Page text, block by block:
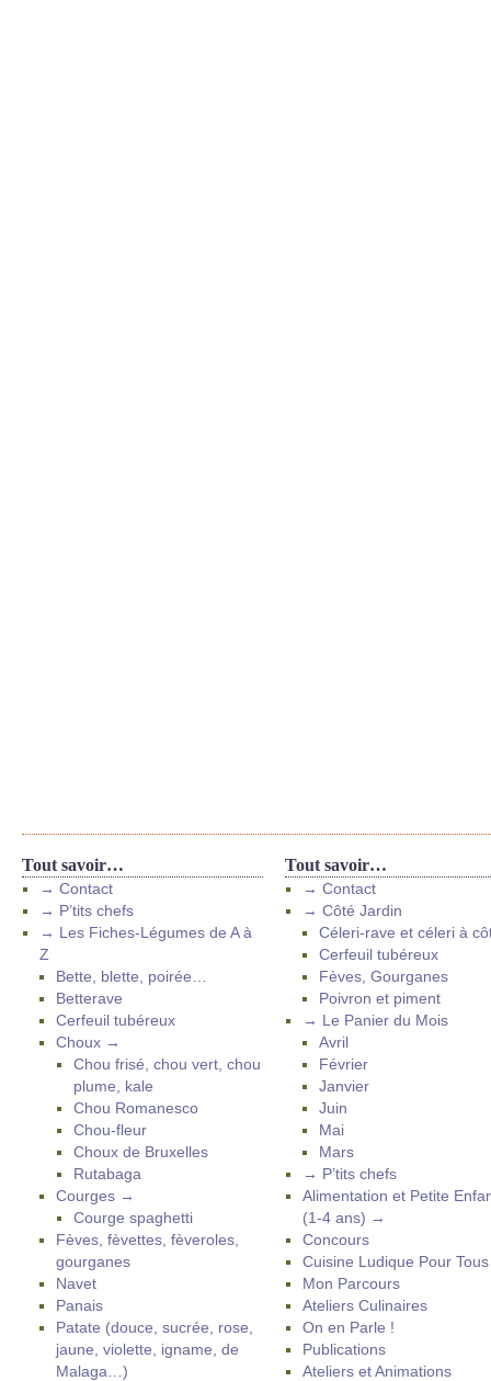
Tout savoir…
→ Contact
→ P’tits chefs
→ Les Fiches-Légumes de A à
Z
Bette, blette, poirée…
Betterave
Cerfeuil tubéreux
Choux →
Chou frisé, chou vert, chou
plume, kale
Chou Romanesco
Chou-fleur
Choux de Bruxelles
Rutabaga
Courges →
Courge spaghetti
Fèves, fèvettes, fèveroles,
gourganes
Navet
Panais
Patate (douce, sucrée, rose,
jaune, violette, igname, de
Malaga…)
Tout savoir…
→ Contact
→ Côté Jardin
Céleri-rave et céleri à
Cerfeuil tubéreux
Fèves, Gourganes
Poivron et piment
→ Le Panier du Mois
Avril
Février
Janvier
Juin
Mai
Mars
→ P’tits chefs
Alimentation et Petite
(1-4 ans) →
Concours
Cuisine Ludique Pour
Mon Parcours
Ateliers Culinaires
On en Parle !
Publications
Ateliers et Animations